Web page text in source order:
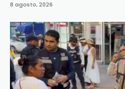
8 agosto, 2026